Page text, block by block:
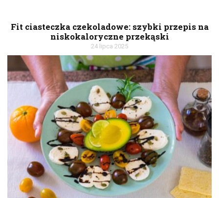
Fit ciasteczka czekoladowe: szybki przepis na
niskokaloryczne przekąski
24 lipca 2025